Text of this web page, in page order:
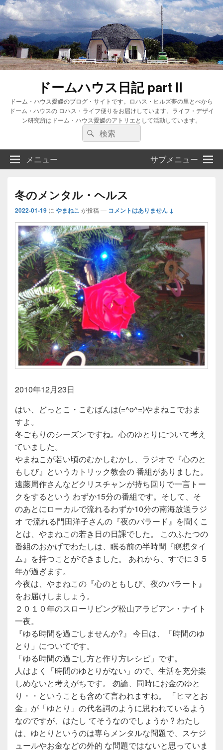
ドームハウス日記 partⅡ
ドーム・ハウス愛媛のブログ・サイトです。ロハス・ヒルズ夢の里とべから
ドーム・ハウスの ロハス・ライフ便りをお届けしています。ライフ・デザイ
ン研究所はドーム・ハウス愛媛のアトリエとして活動しています。
検
索:
検
索
メニュー サブメニュー
冬のメンタル・ヘルス
2022-01-19 に やまねこ が投稿 — コメントはありません ↓
2010年12月23日
はい、どっとこ・こむばんは(=^o^=)やまねこでおま
すよ。
冬ごもりのシーズンですね。心のゆとりについて考え
ていました。
やまねこが若い頃のむかしむかし、ラジオで『心のと
もしび』というカトリック教会の 番組がありました。
遠藤周作さんなどクリスチャンが持ち回りで一言トー
クをするという わずか15分の番組です。そして、そ
のあとにローカルで流れるわずか10分の南海放送ラジ
オ で流れる門田洋子さんの『夜のバラード』を聞くこ
とは、やまねこの若き日の日課でした。 このふたつの
番組のおかげでわたしは、眠る前の半時間『瞑想タイ
ム』を持つことができました。 あれから、すでに３５
年が過ぎます。
今夜は、やまねこの『心のともしび、夜のバラート』
をお届けしましょう。
２０１０年のスローリビング松山アラビアン・ナイト
一夜。
『ゆる時間を過ごしませんか?』 今日は、「時間のゆ
とり」についてです。
「ゆる時間の過ごし方と作り方レシピ」です。
人はよく「時間のゆとりがない」ので、生活を充分楽
しめないと考えがちです。 勿論、同時にお金のゆと
り・・ということも含めて言われますね。 「ヒマとお
金」が「ゆとり」の代名詞のように思われているよう
なのですが、はたし てそうなのでしょうか ? わたし
は、ゆとりというのは専らメンタルな問題で、スケジ
ュールやお金などの外的 な問題ではないと思っていま